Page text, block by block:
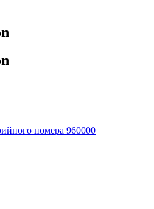
номера 960000